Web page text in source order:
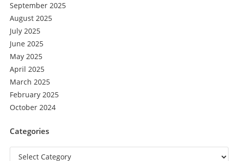
September 2025
August 2025
July 2025
June 2025
May 2025
April 2025
March 2025
February 2025
October 2024
Categories